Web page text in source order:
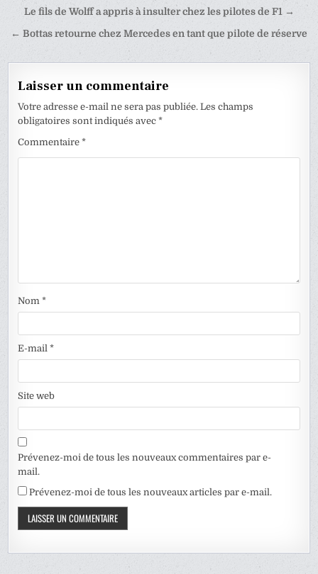
Navigation
de
Le fils de Wolff a appris à insulter chez les pilotes de F1 →
← Bottas retourne chez Mercedes en tant que pilote de réserve
Laisser un commentaire
Votre adresse e-mail ne sera pas publiée. Les champs
obligatoires sont indiqués avec*
Commentaire*
Nom*
E-mail*
Site web
Prévenez-moi de tous les nouveaux commentaires par e-
mail.
Prévenez-moi de tous les nouveaux articles par e-mail.